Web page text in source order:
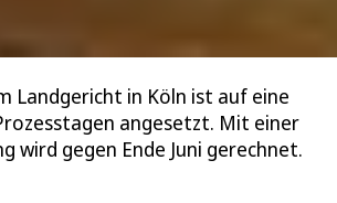
Landgericht in Köln ist auf eine
angesetzt. Mit einer
wird gegen Ende Juni gerechnet.